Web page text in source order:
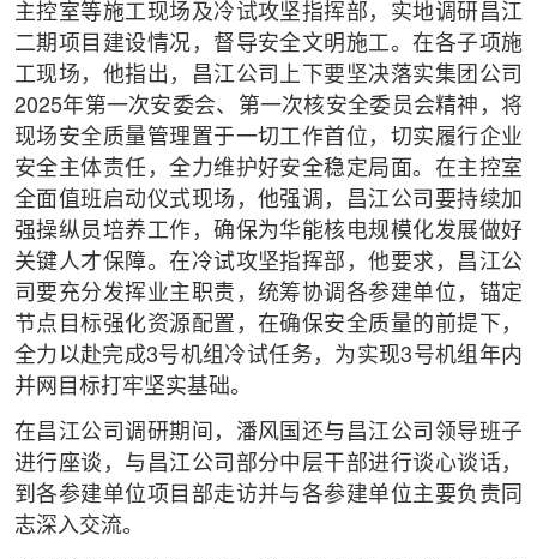
主控室等施工现场及冷试攻坚指挥部，实地调研昌江
二期项目建设情况，督导安全文明施工。在各子项施
工现场，他指出，昌江公司上下要坚决落实集团公司
2025年第一次安委会、第一次核安全委员会精神，将
现场安全质量管理置于一切工作首位，切实履行企业
安全主体责任，全力维护好安全稳定局面。在主控室
全面值班启动仪式现场，他强调，昌江公司要持续加
强操纵员培养工作，确保为华能核电规模化发展做好
关键人才保障。在冷试攻坚指挥部，他要求，昌江公
司要充分发挥业主职责，统筹协调各参建单位，锚定
节点目标强化资源配置，在确保安全质量的前提下，
全力以赴完成3号机组冷试任务，为实现3号机组年内
并网目标打牢坚实基础。
在昌江公司调研期间，潘风国还与昌江公司领导班子
进行座谈，与昌江公司部分中层干部进行谈心谈话，
到各参建单位项目部走访并与各参建单位主要负责同
志深入交流。